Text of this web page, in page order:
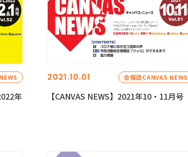
年
2021.10.01 会報誌CANVAS NEWS
【CANVAS NEWS】2021年10・11月号